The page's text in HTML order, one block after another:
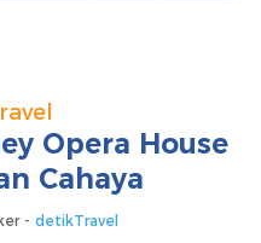
Opera House
Cahaya
- detikTravel